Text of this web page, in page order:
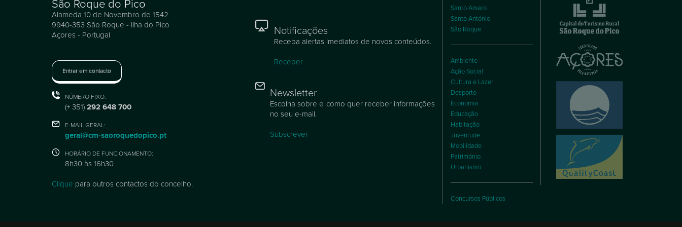
São Roque do Pico
Alameda 10 de Novembro de 1542
9940-353 São Roque - Ilha do Pico
Açores - Portugal
Entrar em contacto
NÚMERO FIXO:
(+ 351) 292 648 700
E-MAIL GERAL:
geral@cm-saoroquedopico.pt
HORÁRIO DE FUNCIONAMENTO:
8h30 às 16h30
Clique para outros contactos do concelho.
Notificações
Receba alertas imediatos de novos conteúdos.
Receber
Newsletter
Escolha sobre e como quer receber informações
no seu e-mail.
Subscrever
Santo Amaro
Santo António
São Roque
Ambiente
Ação Social
Cultura e Lazer
Desporto
Economia
Educação
Habitação
Juventude
Mobilidade
Património
Urbanismo
Concursos Públicos